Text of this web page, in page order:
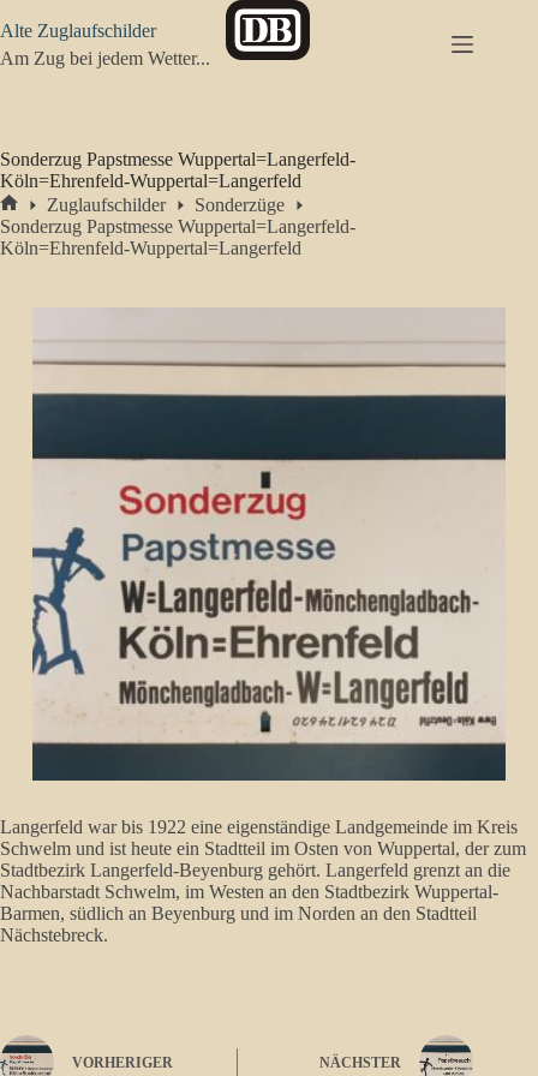
Inhalt
springen
Alte Zuglaufschilder
Am Zug bei jedem Wetter...
Sonderzug Papstmesse Wuppertal=Langerfeld-
Köln=Ehrenfeld-Wuppertal=Langerfeld
Start
Zuglaufschilder
Sonderzüge
Sonderzug Papstmesse Wuppertal=Langerfeld-
Köln=Ehrenfeld-Wuppertal=Langerfeld
Langerfeld war bis 1922 eine eigenständige Landgemeinde im Kreis
Schwelm und ist heute ein Stadtteil im Osten von Wuppertal, der zum
Stadtbezirk Langerfeld-Beyenburg gehört. Langerfeld grenzt an die
Nachbarstadt Schwelm, im Westen an den Stadtbezirk Wuppertal-
Barmen, südlich an Beyenburg und im Norden an den Stadtteil
Nächstebreck.
VORHERIGER NÄCHSTER